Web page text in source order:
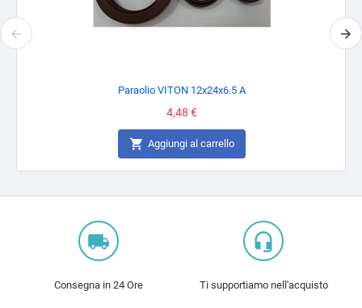
Paraolio VITON 12x24x6.5 A
Prezzo
4,48 €
 Aggiungi al carrello
local_shipping
Consegna in 24 Ore
headset_mic
Ti supportiamo nell'acquisto